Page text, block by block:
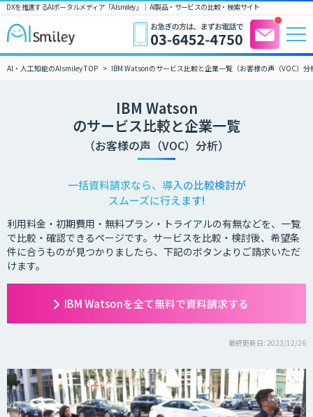
DXを推進するAIポータルメディア「AIsmiley」｜ AI製品・サービスの比較・検索サイト
AI・人工知能のAIsmiley TOP IBM Watsonのサービス比較と企業一覧（お客様の声（VOC）分
IBM Watson
のサービス比較と企業一覧
（お客様の声（VOC）分析）
一括資料請求なら、導入の比較検討が
スムーズに行えます!
利用料金・初期費用・無料プラン・トライアルの有無などを、一覧
で比較・確認できるページです。サービスを比較・検討後、希望条
件に合うものが見つかりましたら、下記のボタンよりご請求いただ
けます。
IBM Watsonを全て無料で資料請求する
最終更新日: 2023/12/26